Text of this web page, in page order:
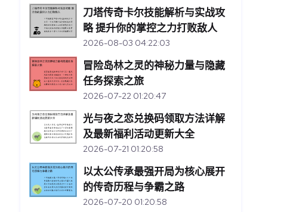
刀塔传奇卡尔技能解析与实战攻
略 提升你的掌控之力打败敌人
2026-08-03 04:22:03
冒险岛林之灵的神秘力量与隐藏
任务探索之旅
2026-07-22 01:20:47
光与夜之恋兑换码领取方法详解
及最新福利活动更新大全
2026-07-21 01:20:58
以太公传承最强开局为核心展开
的传奇历程与争霸之路
2026-07-20 01:20:58